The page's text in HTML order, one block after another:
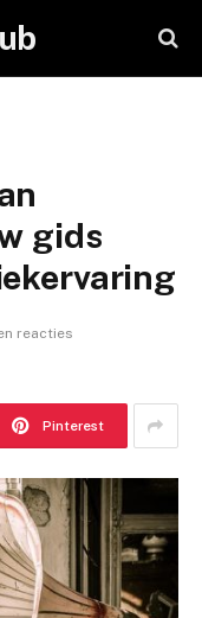
gids
reacties
Pinterest